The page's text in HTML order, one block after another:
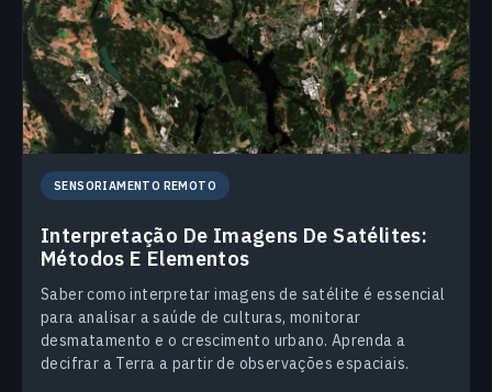
SENSORIAMENTO REMOTO
Interpretação De Imagens De Satélites:
Métodos E Elementos
Saber como interpretar imagens de satélite é essencial
para analisar a saúde de culturas, monitorar
desmatamento e o crescimento urbano. Aprenda a
decifrar a Terra a partir de observações espaciais.